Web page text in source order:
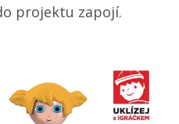
projektu zapojí.